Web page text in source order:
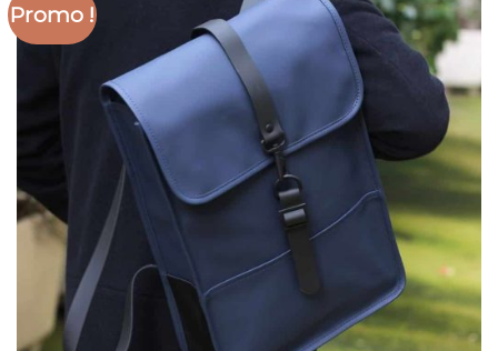
Promo !